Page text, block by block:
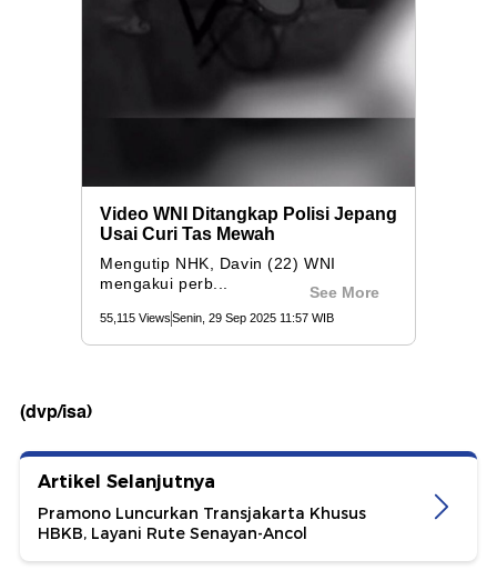
(dvp/isa)
Artikel Selanjutnya
Pramono Luncurkan Transjakarta Khusus
HBKB, Layani Rute Senayan-Ancol